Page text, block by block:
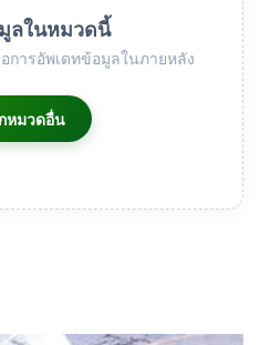
ลในหมวดนี้
การอัพเดทข้อมูลในภายหลัง
หมวดอื่น